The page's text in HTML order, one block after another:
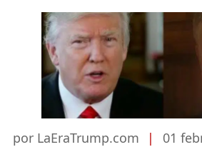
por LaEraTrump.com | 01